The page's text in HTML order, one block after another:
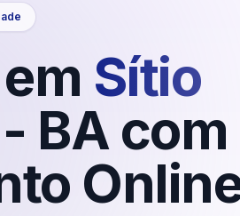
Sítio
- BA com